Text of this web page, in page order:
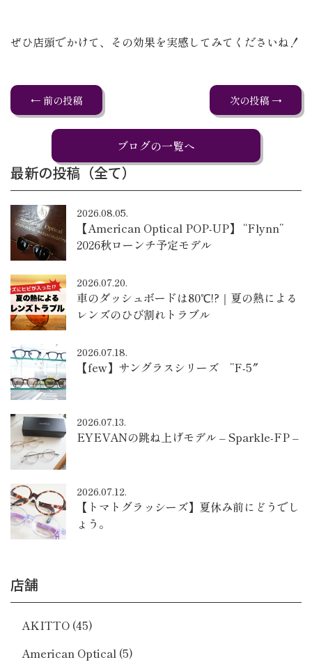
ぜひ店頭でかけて、その効果を実感してみてくださいね！
← 前の投稿 次の投稿 →
ブログの一覧へ
最新の投稿（全て）
2026.08.05.
【American Optical POP-UP】 “Flynn”
2026秋ローンチ予定モデル
2026.07.20.
車のダッシュボードは80℃!?｜夏の熱による
レンズのひび割れトラブル
2026.07.18.
【few】サングラスシリーズ ”F-5″
2026.07.13.
EYEVANの跳ね上げモデル – Sparkle-FP –
2026.07.12.
【トマトグラッシーズ】夏休み前にどうでし
ょう。
店舗
AKITTO (45)
American Optical (5)